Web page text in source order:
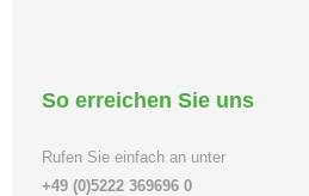
So erreichen Sie uns
Rufen Sie einfach an unter
+49 (0)5222 369696 0